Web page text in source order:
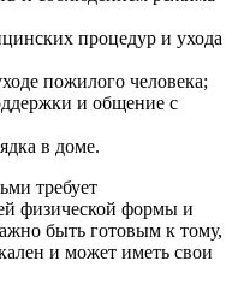
процедур и ухода
пожилого человека;
и общение с
в доме.
требует
физической формы и
быть готовым к тому,
и может иметь свои